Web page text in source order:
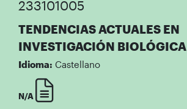
233101005
TENDENCIAS ACTUALES EN
INVESTIGACIÓN BIOLÓGICA
Idioma: Castellano
N/A